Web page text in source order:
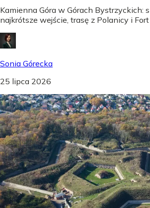
Kamienna Góra w Górach Bystrzyckich:
najkrótsze wejście, trasę z Polanicy i
Sonia Górecka
25 lipca 2026